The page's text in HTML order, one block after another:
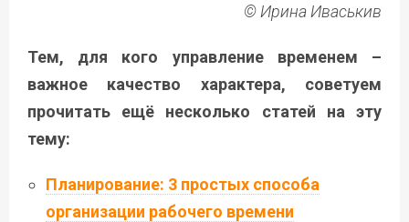
© Ирина Иваськив
Тем, для кого управление временем –
важное качество характера, советуем
прочитать ещё несколько статей на эту
тему:
Планирование: 3 простых способа
организации рабочего времени